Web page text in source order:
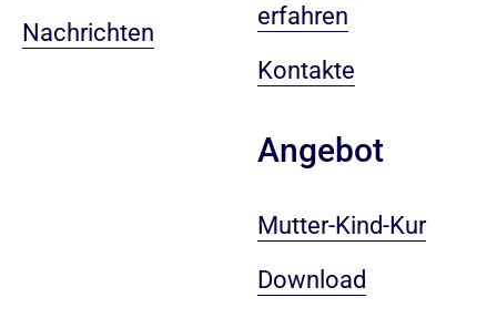
Nachrichten
erfahren
Kontakte
Angebot
Mutter-Kind-Kur
Download